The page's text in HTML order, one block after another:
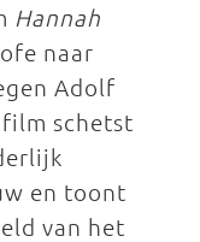
Hannah
naar
Adolf
schetst
en toont
van het